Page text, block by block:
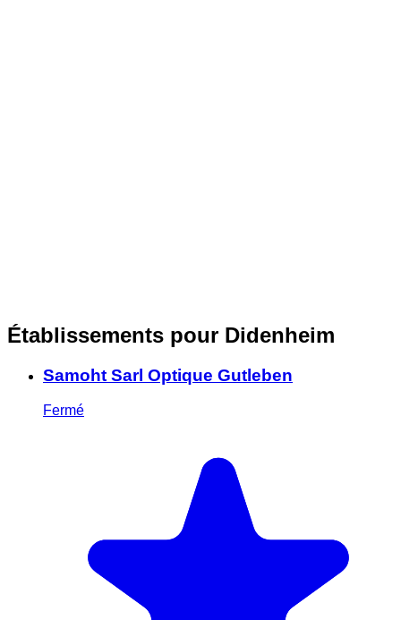
Établissements pour Didenheim
Samoht Sarl Optique Gutleben
Fermé